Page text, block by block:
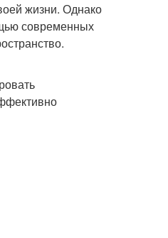
жизни. Однако
современных